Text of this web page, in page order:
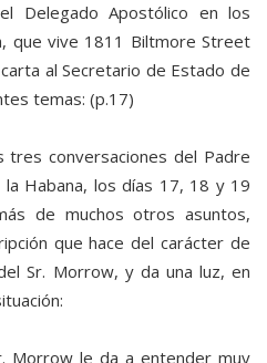
Delegado Apostólico en los
que vive 1811 Biltmore Street
al Secretario de Estado de
temas: (p.17)
conversaciones del Padre
Habana, los días 17, 18 y 19
de muchos otros asuntos,
que hace del carácter de
Sr. Morrow, y da una luz, en
Morrow le da a entender muy